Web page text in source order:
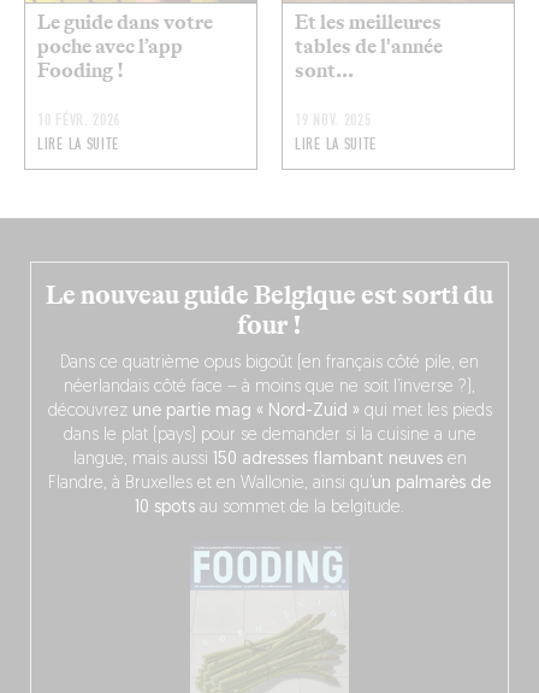
Le guide dans votre
poche avec l’app
Fooding !
10 FÉVR. 2026
LIRE LA SUITE
Et les meilleures
tables de l'année
sont...
19 NOV. 2025
LIRE LA SUITE
Le nouveau guide Belgique est sorti du
four !
Dans ce quatrième opus bigoût (en français côté pile, en
néerlandais côté face – à moins que ne soit l’inverse ?),
découvrez une partie mag « Nord-Zuid » qui met les pieds
dans le plat (pays) pour se demander si la cuisine a une
langue, mais aussi 150 adresses flambant neuvesen
Flandre, à Bruxelles et en Wallonie, ainsi qu’ un palmarès de
10 spots au sommet de la belgitude.